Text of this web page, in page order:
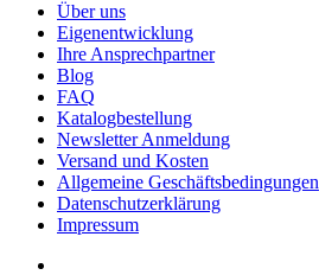
Über uns
Eigenentwicklung
Ihre Ansprechpartner
Blog
FAQ
Katalogbestellung
Newsletter Anmeldung
Versand und Kosten
Allgemeine Geschäftsbedingungen
Datenschutzerklärung
Impressum